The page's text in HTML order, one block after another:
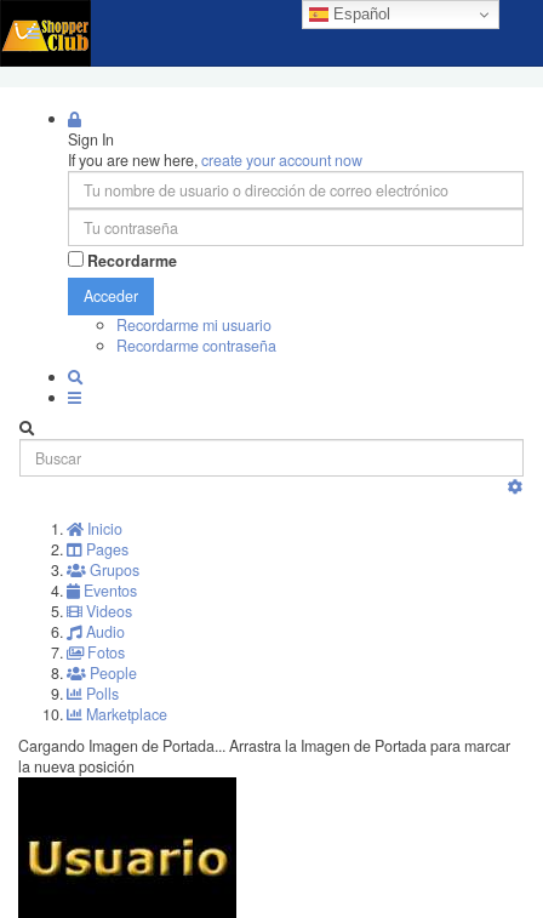
Español
Sign In
If you are new here,create your account now
Recordarme
Acceder
Recordarme mi usuario
Recordarme contraseña
Inicio
Pages
Grupos
Eventos
Videos
Audio
Fotos
People
Polls
Marketplace
Cargando Imagen de Portada... Arrastra la Imagen de Portada para marcar
la nueva posición